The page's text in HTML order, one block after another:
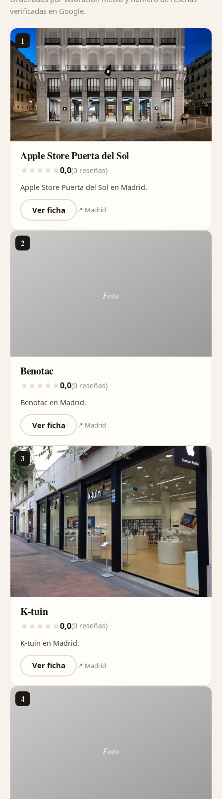
verificadas en Google.
1
Apple Store Puerta del Sol
★ ★ ★ ★ ★0,0(0 reseñas)
Apple Store Puerta del Sol en Madrid.
Ver ficha 📍 Madrid
2
Benotac
★ ★ ★ ★ ★0,0(0 reseñas)
Benotac en Madrid.
Ver ficha 📍 Madrid
3
K-tuin
★ ★ ★ ★ ★0,0(0 reseñas)
K-tuin en Madrid.
Ver ficha 📍 Madrid
4